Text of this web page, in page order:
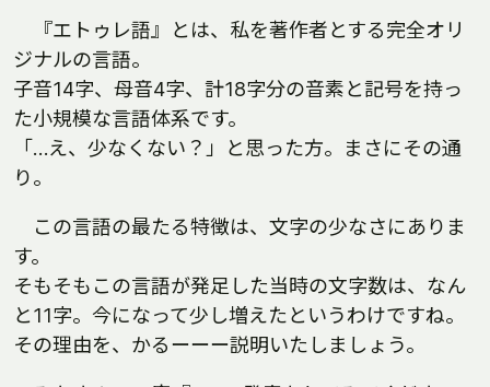
『エトゥレ語』とは、私を著作者とする完全オリ
ジナルの言語。
子音14字、母音4字、計18字分の音素と記号を持っ
た小規模な言語体系です。
「…え、少なくない？」と思った方。まさにその通
り。
この言語の最たる特徴は、文字の少なさにありま
す。
そもそもこの言語が発足した当時の文字数は、なん
と11字。今になって少し増えたというわけですね。
その理由を、かるーーー説明いたしましょう。